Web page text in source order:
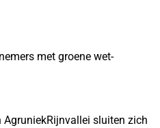
met groene wet-
AgruniekRijnvallei sluiten zich